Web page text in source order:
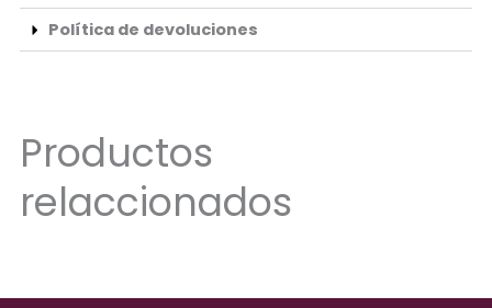
Política de devoluciones
Productos
relaccionados